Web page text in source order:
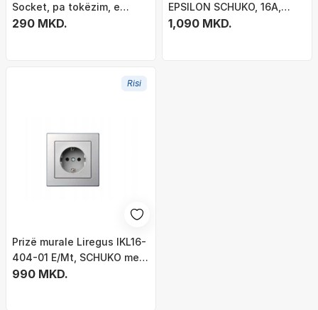
Socket, pa tokëzim, e
bardhë
290 MKD.
EPSILON SCHUKO, 16A,
montim i futur, champagne
1,090 MKD.
Risi
Prizë murale Liregus IKL16-
404-01 E/Mt, SCHUKO me
tokëzues, montim i futur, e
990 MKD.